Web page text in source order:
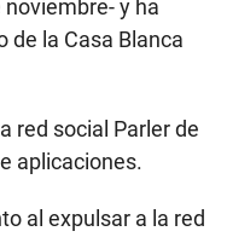
y ha
de la Casa Blanca
red social Parler de
aplicaciones.
al expulsar a la red